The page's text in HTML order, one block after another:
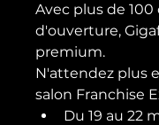
Avec plus de
d'ouverture,
premium.
N'attendez plus
salon Franchise
Du 19 au 22